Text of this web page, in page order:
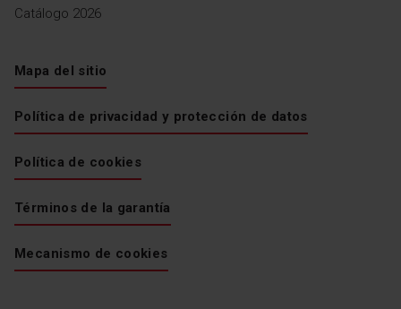
Catálogo 2026
Mapa del sitio
Política de privacidad y protección de datos
Política de cookies
Términos de la garantía
Mecanismo de cookies